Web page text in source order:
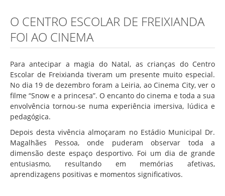
Associação de Estudantes
Erasmus+
Manuais Escolares
Horários
Serviços
Bibliotecas
Reprografias/Papelarias
Bufetes/Bares
O CENTRO ESCOLAR DE FREIXIANDA
FOI AO CINEMA
Para antecipar a magia do Natal, as crianças do Centro
Escolar de Freixianda tiveram um presente muito especial.
No dia 19 de dezembro foram a Leiria, ao Cinema City, ver o
filme “Snow e a princesa”. O encanto do cinema e toda a sua
envolvência tornou-se numa experiência imersiva, lúdica e
pedagógica.
Depois desta vivência almoçaram no Estádio Municipal Dr.
Magalhães Pessoa, onde puderam observar toda a
dimensão deste espaço desportivo. Foi um dia de grande
entusiasmo, resultando em memórias afetivas,
aprendizagens positivas e momentos significativos.